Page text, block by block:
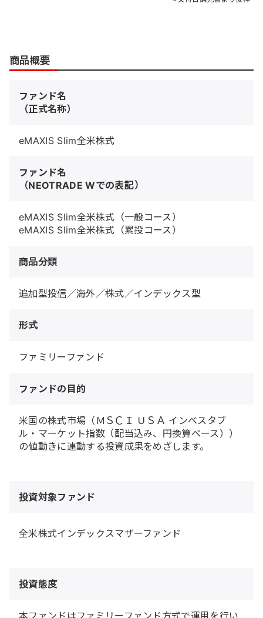
商品概要
ファンド名
（正式名称）
eMAXIS Slim全米株式
ファンド名
（NEOTRADE Wでの表記）
eMAXIS Slim全米株式（一般コース）
eMAXIS Slim全米株式（累投コース）
商品分類
追加型投信／海外／株式／インデックス型
形式
ファミリーファンド
ファンドの目的
米国の株式市場（ＭＳＣＩ ＵＳＡ インベスタブ
ル・マーケット指数（配当込み、円換算ベース））
の値動きに連動する投資成果をめざします。
投資対象ファンド
全米株式インデックスマザーファンド
投資態度
本ファンドはファミリーファンド方式で運用を行い